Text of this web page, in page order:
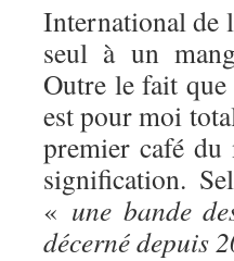
International de
seul à un
Outre le fait
est pour moi
premier café du
signification.
« une bande
décerné depuis